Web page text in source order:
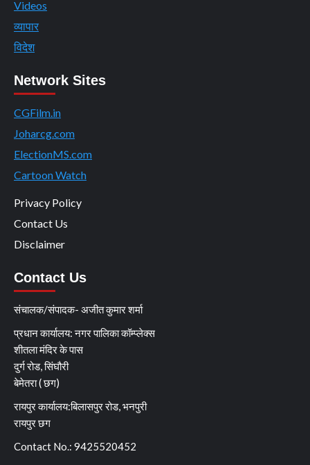
Videos
व्यापार
विदेश
Network Sites
CGFilm.in
Joharcg.com
ElectionMS.com
Cartoon Watch
Privacy Policy
Contact Us
Disclaimer
Contact Us
संचालक/संपादक- अजीत कुमार शर्मा
प्रधान कार्यालय: नगर पालिका कॉम्प्लेक्स
शीतला मंदिर के पास
दुर्ग रोड, सिंघौरी
बेमेतरा ( छग)
रायपुर कार्यालय:बिलासपुर रोड, भनपुरी
रायपुर छग
Contact No.: 9425520452